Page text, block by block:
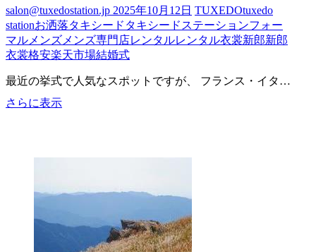
salon@tuxedostation.jp 2025年10月12日 TUXEDOtuxedo
stationお洒落タキシード タキシードステーションフォー
マル メンズ メンズ専門店レンタルレンタル衣裳新郎新郎
衣裳格安楽天市場結婚式
最近の挙式で人気なスポットですが、 フランス・イタ…
さらに表示海
て